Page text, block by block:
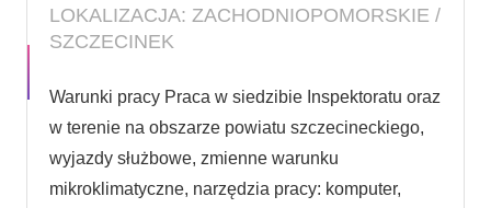
LOKALIZACJA: ZACHODNIOPOMORSKIE /
SZCZECINEK
Warunki pracy Praca w siedzibie Inspektoratu oraz
w terenie na obszarze powiatu szczecineckiego,
wyjazdy służbowe, zmienne warunku
mikroklimatyczne, narzędzia pracy: komputer,